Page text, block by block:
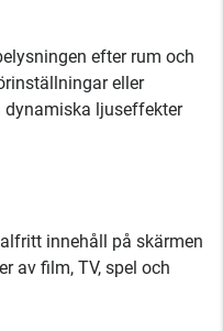
efter rum och
eller
dynamiska ljuseffekter
innehåll på skärmen
av film, TV, spel och